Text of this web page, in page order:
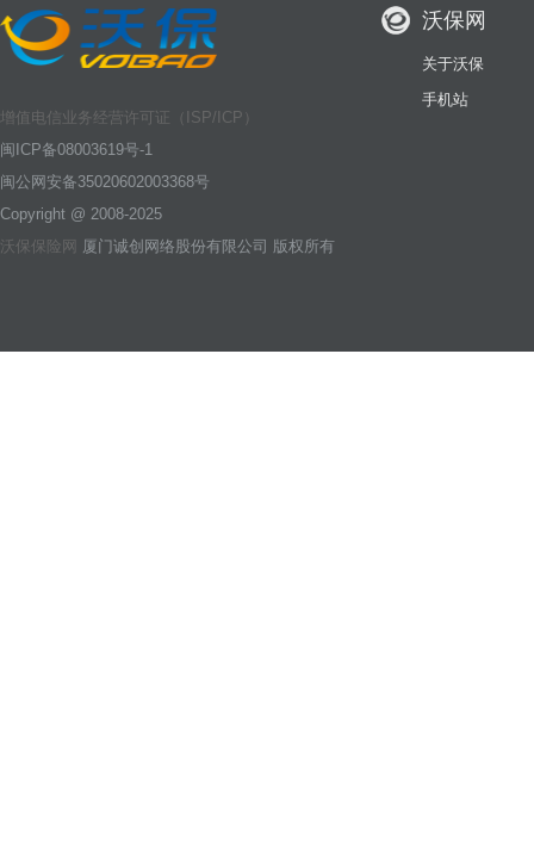
增值电信业务经营许可证（ISP/ICP）
闽ICP备08003619号-1
闽公网安备35020602003368号
Copyright @ 2008-2025
沃保保险网 厦门诚创网络股份有限公司 版权所有
沃保网
关于沃保
手机站